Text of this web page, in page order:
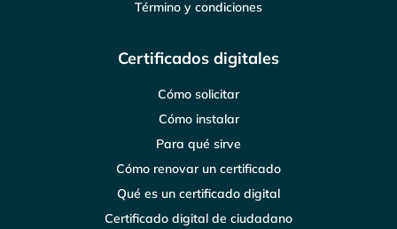
Término y condiciones
Certificados digitales
Cómo solicitar
Cómo instalar
Para qué sirve
Cómo renovar un certificado
Qué es un certificado digital
Certificado digital de ciudadano